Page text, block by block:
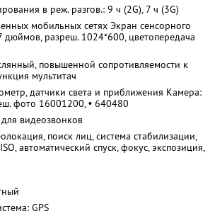
в реж. разгов.: 9 ч (2G), 7 ч (3G)
мобильных сетях Экран сенсорного
дюймов, разреш. 1024*600, цветопередача
повышенной сопротивляемости к
мультитач
датчики света и приближения Камера:
фото 16001200, • 640480
видеозвонков
поиск лиц, система стабилизации,
автоматический спуск, фокус, экспозиция,
GPS